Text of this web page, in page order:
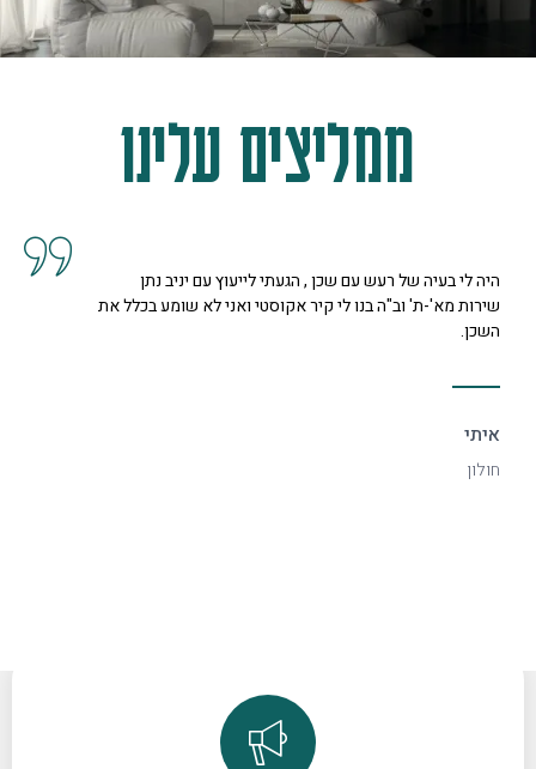
ממליצים עלינו
קיבלנו שרות מצוין, הסברים ותשובות לכל השאלות מנציגה
נחמדה מאוד בשם קרן היא המליצה לנו על פיתרון להד בחלל
דקורטיבי ויפה.
ספיר
רמת גן